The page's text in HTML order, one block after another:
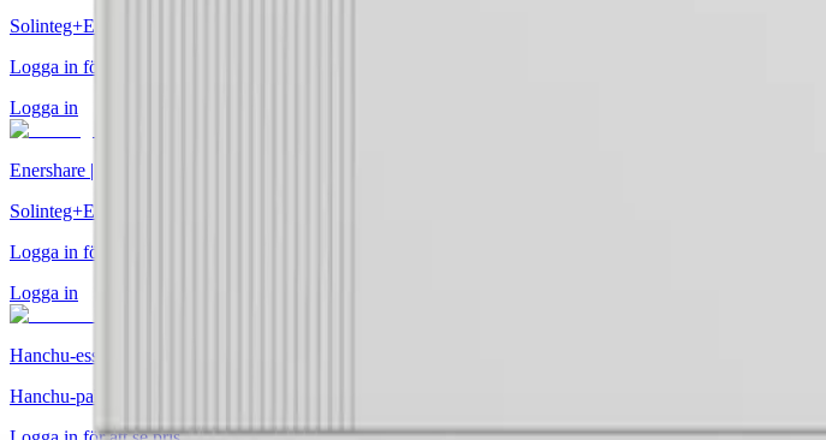
Solinteg+Enershare-paket 20kW / 44.8kWh (2 x 22.4kWh)
Logga in för att se pris
Logga in
Enershare | Solinteg
Solinteg+Enershare-paket 10kW / 9,6kWh
Logga in för att se pris
Logga in
Hanchu-ess
Hanchu-paket 12kW / 47kWh